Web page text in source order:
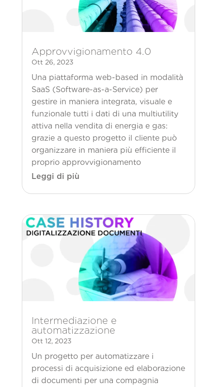
Approvvigionamento 4.0
Ott 26, 2023
Una piattaforma web-based in modalità
SaaS (Software-as-a-Service) per
gestire in maniera integrata, visuale e
funzionale tutti i dati di una multiutility
attiva nella vendita di energia e gas:
grazie a questo progetto il cliente può
organizzare in maniera più efficiente il
proprio approvvigionamento
Leggi di più
Intermediazione e
automatizzazione
Ott 12, 2023
Un progetto per automatizzare i
processi di acquisizione ed elaborazione
di documenti per una compagnia